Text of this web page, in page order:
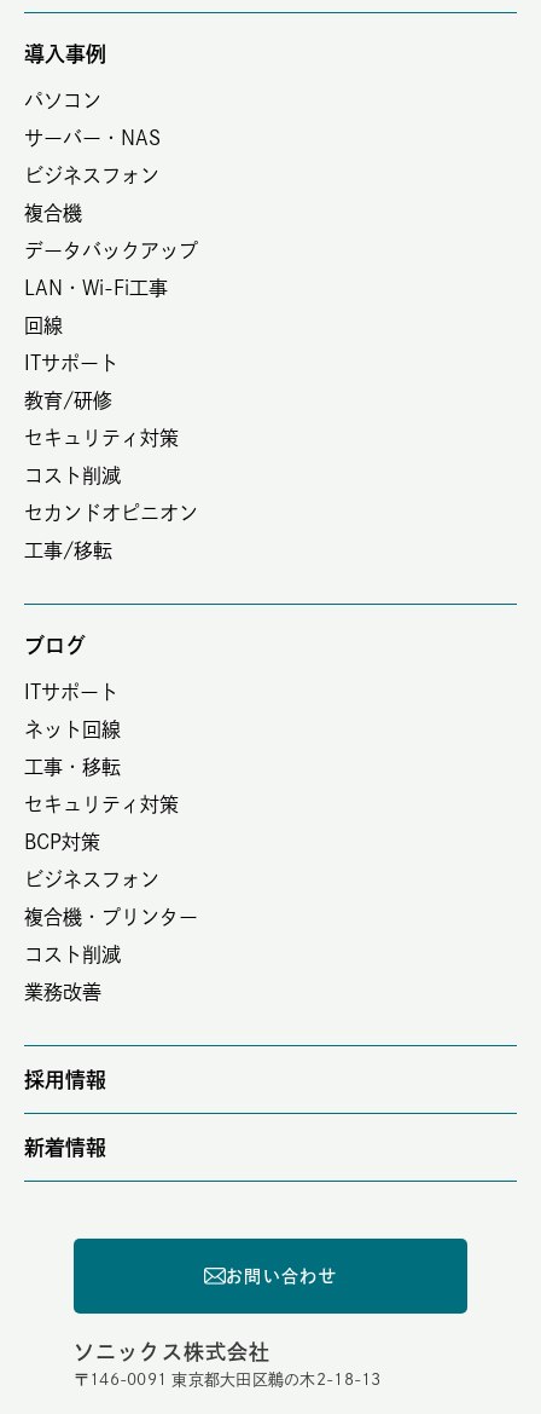
導入事例
パソコン
サーバー・NAS
ビジネスフォン
複合機
データバックアップ
LAN・Wi-Fi工事
回線
ITサポート
教育/研修
セキュリティ対策
コスト削減
セカンドオピニオン
工事/移転
ブログ
ITサポート
ネット回線
工事・移転
セキュリティ対策
BCP対策
ビジネスフォン
複合機・プリンター
コスト削減
業務改善
採用情報
新着情報
お問い合わせ
ソニックス株式会社
〒146-0091 東京都大田区鵜の木2-18-13